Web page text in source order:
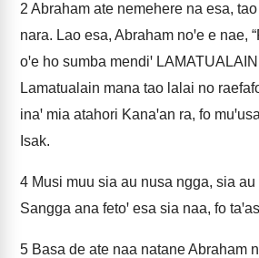
2 Abraham ate nemehere na esa,
nara. Lao esa, Abraham noꞌe e nae,
oꞌe ho sumba mendiꞌ
Lamatualain mana tao lalai no
inaꞌ mia atahori Kanaꞌan ra, fo
Isak.
4 Musi muu sia au nusa ngga, sia au
Sangga ana fetoꞌ esa sia naa, fo
5 Basa de ate naa natane Abraham